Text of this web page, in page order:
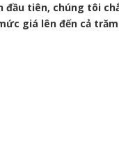
tiên, chúng tôi
giá lên đến cả